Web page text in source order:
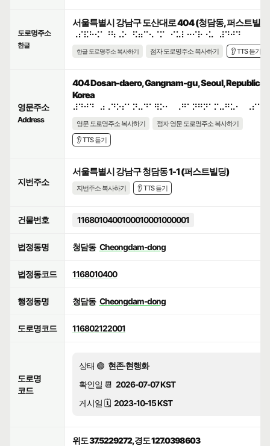
도로명주소
한글
서울특별시 강남구 도산대로 404 (청담동, 퍼스트빌
⠠⠎⠯⠓⠪⠁⠘⠳⠠⠕⠀⠫⠶⠉⠢⠈⠍⠀⠊⠥⠇⠒⠊⠗⠐⠥⠀⠼⠙⠚⠙
한글 도로명주소 복사하기 점자 도로명주소 복사하기 👂 TTS 듣기
영문주소
Address
404 Dosan-daero, Gangnam-gu, Seoul, Republic of
Korea
영문 도로명주소 복사하기
점자 영문 도로명주소 복사하기
👂 TTS 듣기
지번주소
서울특별시 강남구 청담동 1-1 (퍼스트빌딩)
지번주소 복사하기 👂 TTS 듣기
건물번호 1168010400100010001000001
법정동명 청담동 Cheongdam-dong
법정동코드 1168010400
행정동명 청담동 Cheongdam-dong
도로명코드 116802122001
도로명
코드
상태 🟢 현존·현행화
확인일 📆 2026-07-07 KST
게시일 🗓️ 2023-10-15 KST
위도 37.5229272, 경도 127.0398603